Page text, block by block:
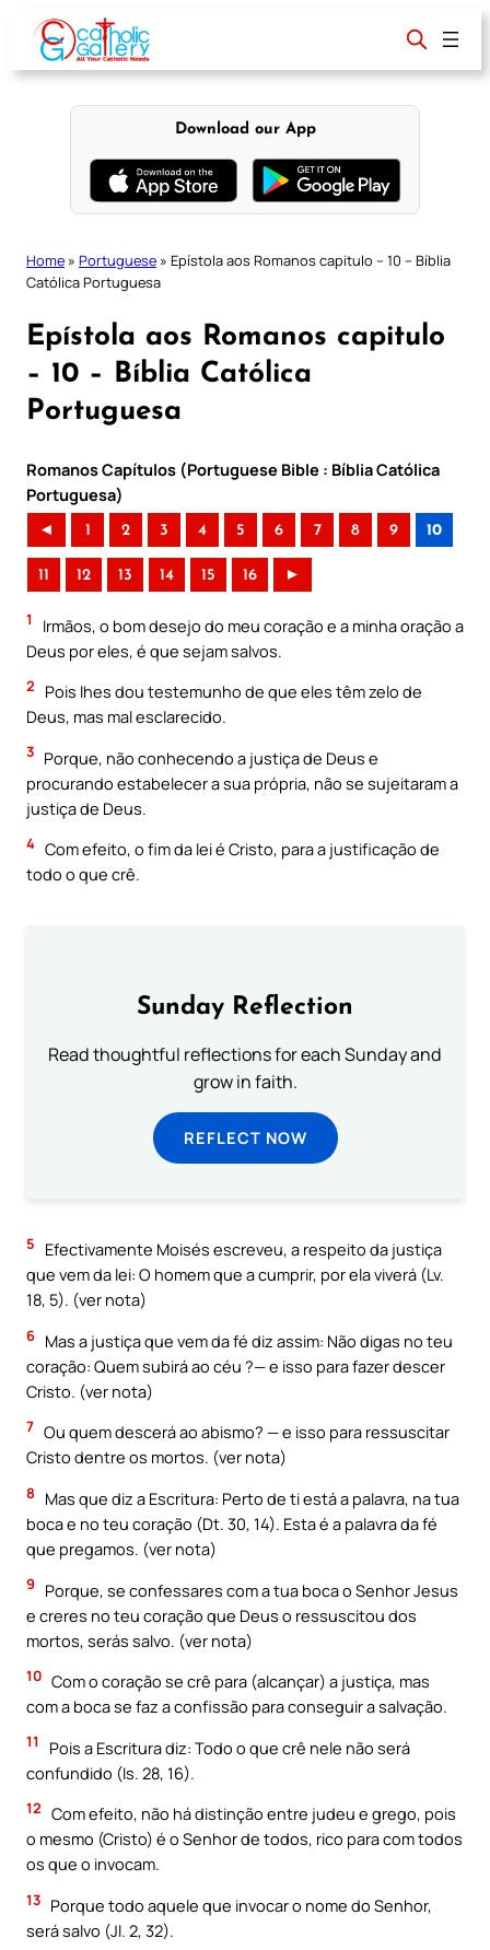
content
Download our App
Home » Portuguese » Epístola aos Romanos capitulo – 10 – Bíblia
Católica Portuguesa
Epístola aos Romanos capitulo
– 10 – Bíblia Católica
Portuguesa
Romanos Capítulos (Portuguese Bible : Bíblia Católica
Portuguesa)
◄ 1 2 3 4 5 6 7 8 9 10
11 12 13 14 15 16 ►
1
Irmãos, o bom desejo do meu coração e a minha oração a
Deus por eles, é que sejam salvos.
2
Pois lhes dou testemunho de que eles têm zelo de
Deus, mas mal esclarecido.
3 Porque, não conhecendo a justiça de Deus e
procurando estabelecer a sua própria, não se sujeitaram a
justiça de Deus.
4 Com efeito, o fim da lei é Cristo, para a justificação de
todo o que crê.
Sunday Reflection
Read thoughtful reflections for each Sunday and
grow in faith.
REFLECT NOW
5
Efectivamente Moisés escreveu, a respeito da justiça
que vem da lei: O homem que a cumprir, por ela viverá (Lv.
18, 5). (ver nota)
6 Mas a justiça que vem da fé diz assim: Não digas no teu
coração: Quem subirá ao céu ?— e isso para fazer descer
Cristo. (ver nota)
7 Ou quem descerá ao abismo? — e isso para ressuscitar
Cristo dentre os mortos. (ver nota)
8
Mas que diz a Escritura: Perto de ti está a palavra, na tua
boca e no teu coração (Dt. 30, 14). Esta é a palavra da fé
que pregamos. (ver nota)
9
Porque, se confessares com a tua boca o Senhor Jesus
e creres no teu coração que Deus o ressuscitou dos
mortos, serás salvo. (ver nota)
10 Com o coração se crê para (alcançar) a justiça, mas
com a boca se faz a confissão para conseguir a salvação.
11
Pois a Escritura diz: Todo o que crê nele não será
confundido (Is. 28, 16).
12 Com efeito, não há distinção entre judeu e grego, pois
o mesmo (Cristo) é o Senhor de todos, rico para com todos
os que o invocam.
13 Porque todo aquele que invocar o nome do Senhor,
será salvo (Jl. 2, 32).